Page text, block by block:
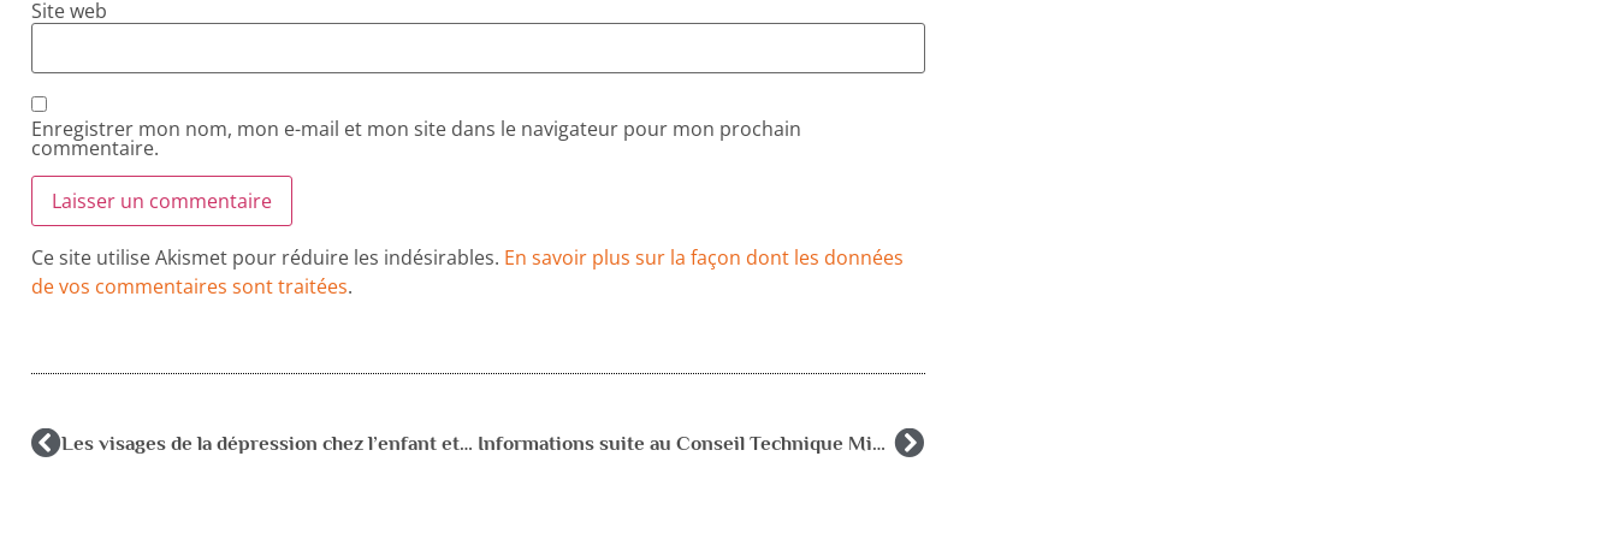
Site web
Enregistrer mon nom, mon e-mail et mon site dans le navigateur pour mon prochain
commentaire.
Ce site utilise Akismet pour réduire les indésirables. En savoir plus sur la façon dont les données
de vos commentaires sont traitées.
Les visages de la dépression chez l’enfant et l’adolescent : repérer, comprendre, accompagner Informations suite au Conseil Technique Ministériel du 22 mars 2017